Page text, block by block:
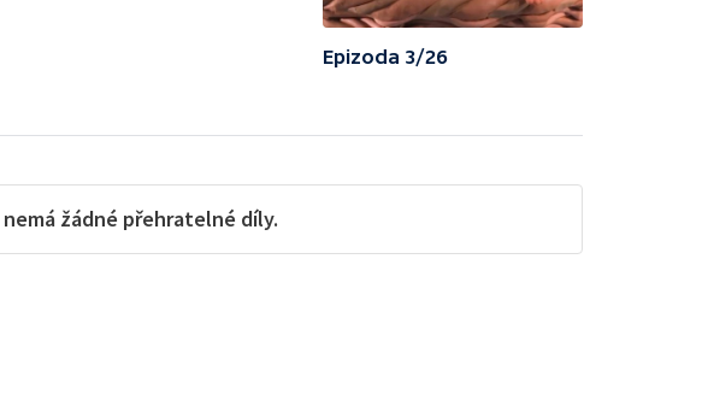
Epizoda 3/26
žádné přehratelné díly.